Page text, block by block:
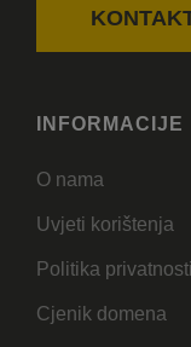
INFORMACIJE
O nama
Uvjeti korištenja
Politika privatnosti
Cjenik domena